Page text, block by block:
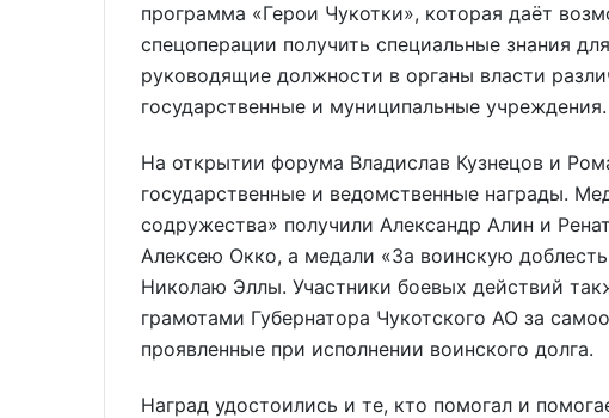
программа «Герои Чукотки», которая даёт
спецоперации получить специальные знания
руководящие должности в органы власти
государственные и муниципальные учреждения.
На открытии форума Владислав Кузнецов и
государственные и ведомственные награды.
содружества» получили Александр Алин и
Алексею Окко, а медали «За воинскую
Николаю Эллы. Участники боевых действий
грамотами Губернатора Чукотского АО за
проявленные при исполнении воинского долга.
Наград удостоились и те, кто помогал и